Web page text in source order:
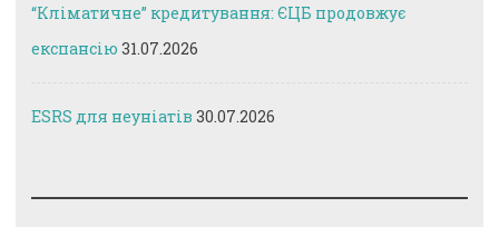
“Кліматичне” кредитування: ЄЦБ продовжує
експансію 31.07.2026
ESRS для неуніатів 30.07.2026